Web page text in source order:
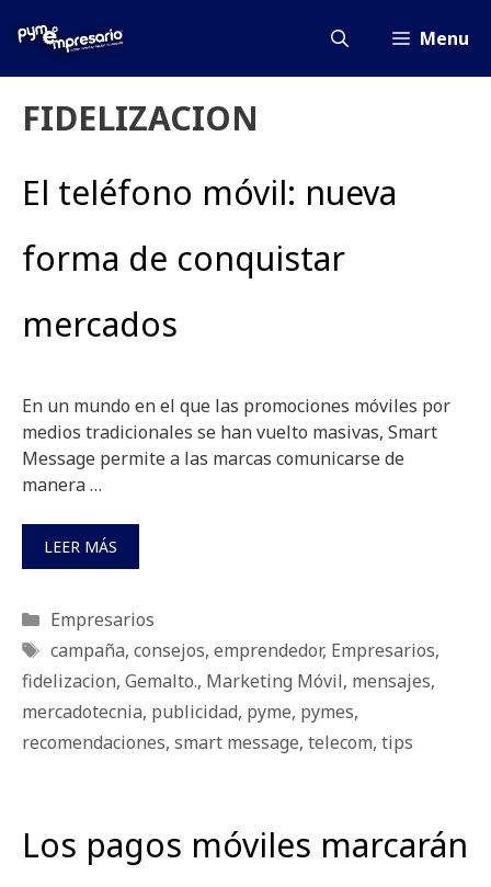
Menu
FIDELIZACION
El teléfono móvil: nueva
forma de conquistar
mercados
En un mundo en el que las promociones móviles por
medios tradicionales se han vuelto masivas, Smart
Message permite a las marcas comunicarse de
manera …
LEER MÁS
Categorías
Empresarios
Etiquetas
campaña, consejos, emprendedor, Empresarios,
fidelizacion, Gemalto., Marketing Móvil, mensajes,
mercadotecnia, publicidad, pyme, pymes,
recomendaciones, smart message, telecom, tips
Los pagos móviles marcarán